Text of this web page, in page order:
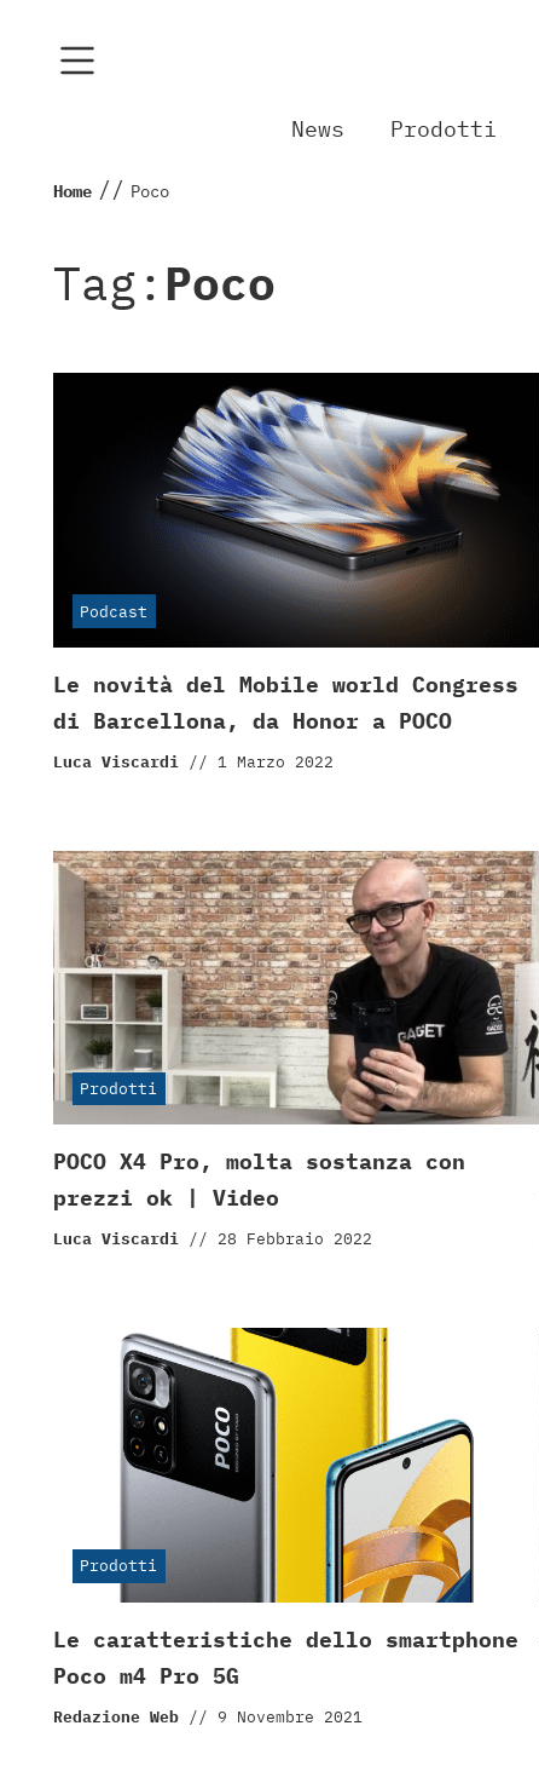
News Prodotti
Home // Poco
Tag: Poco
Podcast
Le novità del Mobile world Congress
di Barcellona, da Honor a POCO
Luca Viscardi // 1 Marzo 2022
Prodotti
POCO X4 Pro, molta sostanza con
prezzi ok | Video
Luca Viscardi // 28 Febbraio 2022
Prodotti
Le caratteristiche dello smartphone
Poco m4 Pro 5G
Redazione Web // 9 Novembre 2021